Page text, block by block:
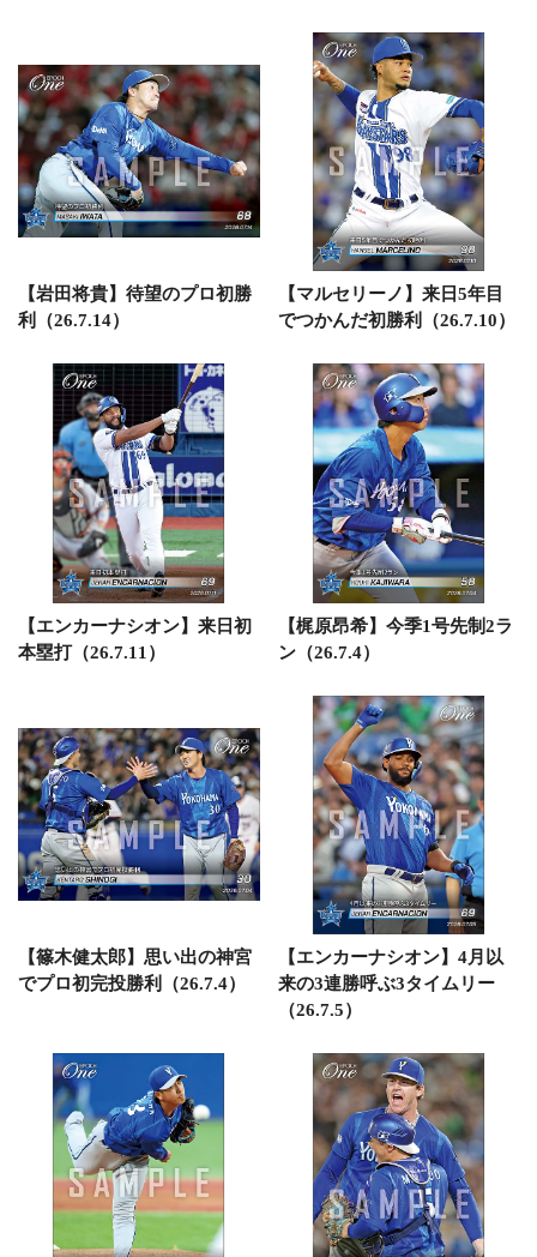
【岩田将貴】待望のプロ初勝
利（26.7.14）
【マルセリーノ】来日5年目
でつかんだ初勝利（26.7.10）
【エンカーナシオン】来日初
本塁打（26.7.11）
【梶原昂希】今季1号先制2ラ
ン（26.7.4）
【篠木健太郎】思い出の神宮
でプロ初完投勝利（26.7.4）
【エンカーナシオン】4月以
来の3連勝呼ぶ3タイムリー
（26.7.5）